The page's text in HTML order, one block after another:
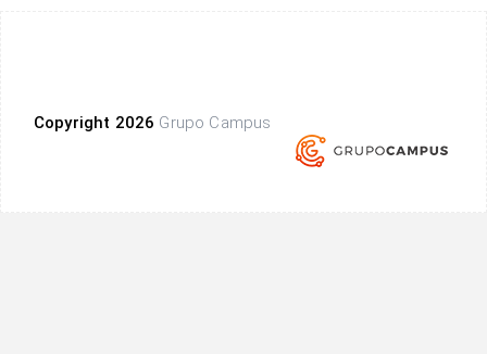
Copyright 2026 Grupo Campus